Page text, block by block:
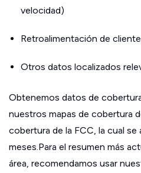
velocidad)
Retroalimentación de
Otros datos localizados
Obtenemos datos de
nuestros mapas de cobertura
cobertura de la FCC, la cual se
meses.Para el resumen más
área, recomendamos usar